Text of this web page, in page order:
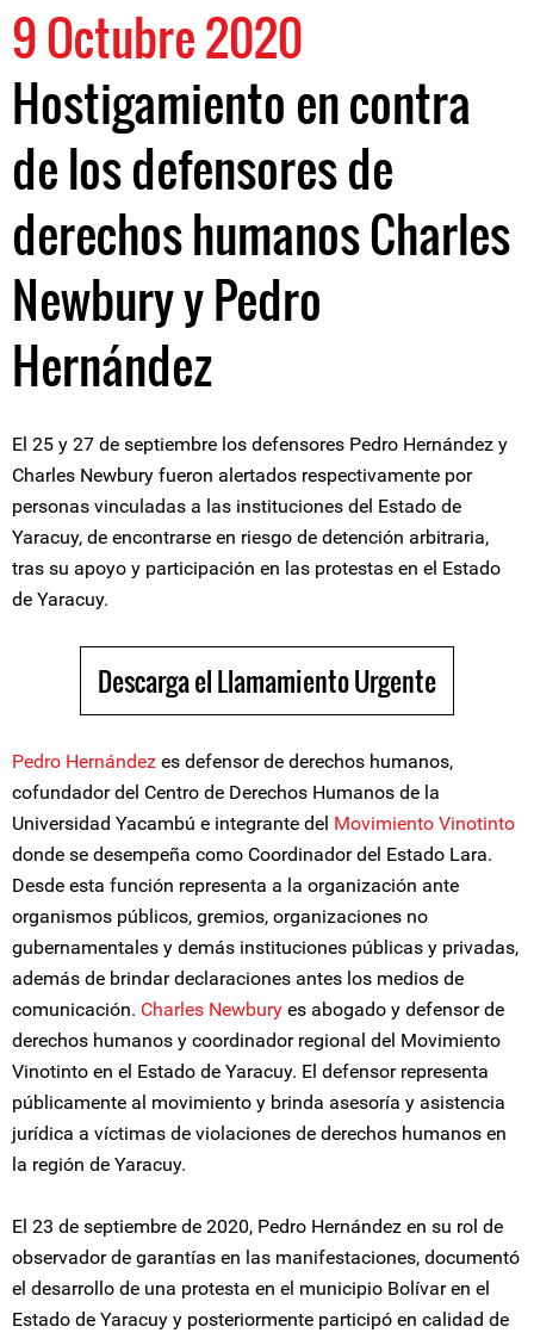
9 Octubre 2020
Hostigamiento en contra
de los defensores de
derechos humanos Charles
Newbury y Pedro
Hernández
El 25 y 27 de septiembre los defensores Pedro Hernández y
Charles Newbury fueron alertados respectivamente por
personas vinculadas a las instituciones del Estado de
Yaracuy, de encontrarse en riesgo de detención arbitraria,
tras su apoyo y participación en las protestas en el Estado
de Yaracuy.
Descarga el Llamamiento Urgente
Pedro Hernández es defensor de derechos humanos,
cofundador del Centro de Derechos Humanos de la
Universidad Yacambú e integrante del Movimiento Vinotinto
donde se desempeña como Coordinador del Estado Lara.
Desde esta función representa a la organización ante
organismos públicos, gremios, organizaciones no
gubernamentales y demás instituciones públicas y privadas,
además de brindar declaraciones antes los medios de
comunicación. Charles Newbury es abogado y defensor de
derechos humanos y coordinador regional del Movimiento
Vinotinto en el Estado de Yaracuy. El defensor representa
públicamente al movimiento y brinda asesoría y asistencia
jurídica a víctimas de violaciones de derechos humanos en
la región de Yaracuy.
El 23 de septiembre de 2020, Pedro Hernández en su rol de
observador de garantías en las manifestaciones, documentó
el desarrollo de una protesta en el municipio Bolívar en el
Estado de Yaracuy y posteriormente participó en calidad de